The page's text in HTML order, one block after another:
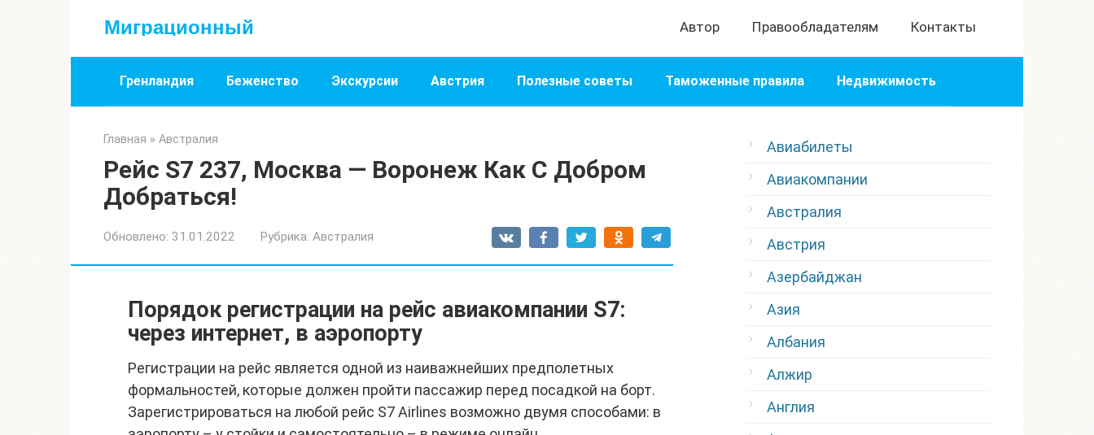
Миграционный Автор Правообладателям Контакты
Гренландия Беженство Экскурсии Австрия Полезные советы Таможенные правила Недвижимость
Главная » Австралия
Рейс S7 237, Москва — Воронеж Как С Добром
Добраться!
Обновлено: 31.01.2022 Рубрика: Австралия
Порядок регистрации на рейс авиакомпании S7:
через интернет, в аэропорту
Регистрации на рейс является одной из наиважнейших предполетных
формальностей, которые должен пройти пассажир перед посадкой на борт.
Зарегистрироваться на любой рейс S7 Airlines возможно двумя способами: в
Авиабилеты
Авиакомпании
Австралия
Австрия
Азербайджан
Азия
Албания
Алжир
Англия